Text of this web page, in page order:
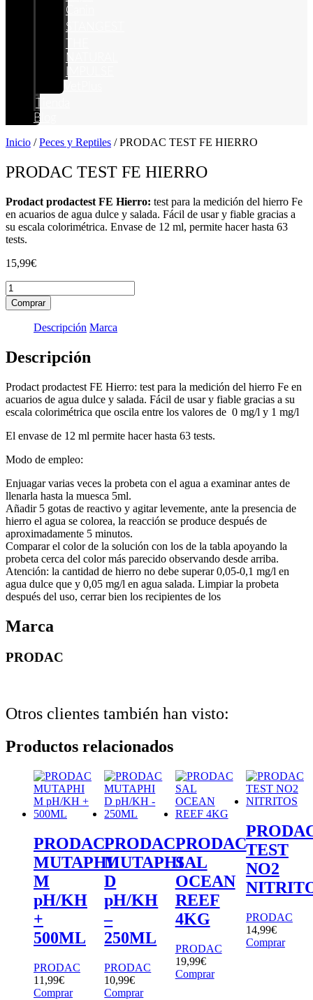
Canin
STANGEST
NATURAL
Blog
Inicio /Peces y Reptiles / PRODAC TEST FE HIERRO
PRODAC TEST FE HIERRO
Prodact prodactest FE Hierro: test para la medición del hierro Fe
en acuarios de agua dulce y salada. Fácil de usar y fiable gracias a
su escala colorimétrica. Envase de 12 ml, permite hacer hasta 63
tests.
15,99€
PRODAC
TEST
FE
HIERRO
cantidad
Comprar
Descripción Marca
Descripción
Prodact prodactest FE Hierro: test para la medición del hierro Fe en
acuarios de agua dulce y salada. Fácil de usar y fiable gracias a su
escala colorimétrica que oscila entre los valores de 0 mg/l y 1 mg/l
El envase de 12 ml permite hacer hasta 63 tests.
Modo de empleo:
Enjuagar varias veces la probeta con el agua a examinar antes de
llenarla hasta la muesca 5ml.
Añadir 5 gotas de reactivo y agitar levemente, ante la presencia de
hierro el agua se colorea, la reacción se produce después de
aproximadamente 5 minutos.
Comparar el color de la solución con los de la tabla apoyando la
probeta cerca del color más parecido observando desde arriba.
Atención: la cantidad de hierro no debe superar 0,05-0,1 mg/l en
agua dulce que y 0,05 mg/l en agua salada. Limpiar la probeta
después del uso, cerrar bien los recipientes de los
Marca
PRODAC
Otros clientes también han visto:
Productos relacionados
PRODAC
MUTAPHI
M
pH/KH
+
500ML
PRODAC
11,99€
Comprar
PRODAC
MUTAPHI
D
pH/KH
–
250ML
PRODAC
10,99€
Comprar
PRODAC
SAL
OCEAN
REEF
4KG
PRODAC
19,99€
Comprar
TEST
NO2
PRODAC
14,99€
Comprar